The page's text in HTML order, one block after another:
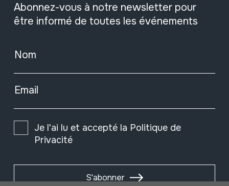
Abonnez-vous à notre newsletter pour
être informé de toutes les événements
Nom
Email
Je l'ai lu et accepté la Politique de
Privacité
S'abonner